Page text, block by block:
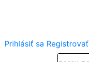
Prihlásiť sa Registrovať